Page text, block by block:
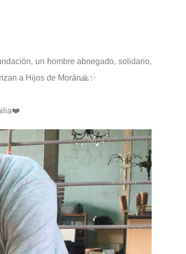
un hombre abnegado, solidario,
a Hijos de Morán🙏✨